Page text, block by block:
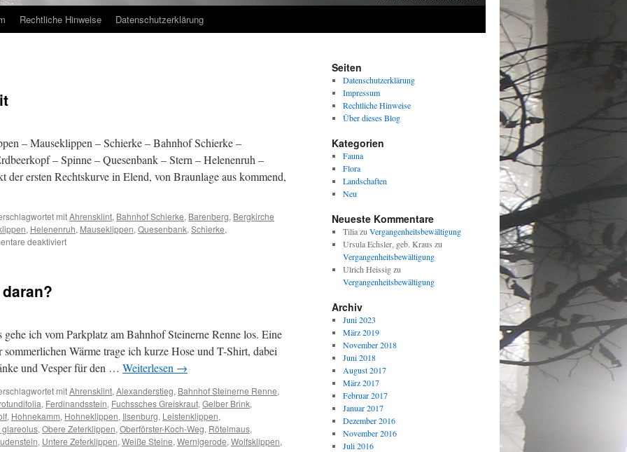
Rechtliche Hinweise Datenschutzerklärung
– Mauseklippen – Schierke – Bahnhof Schierke –
– Spinne – Quesenbank – Stern – Helenenruh –
der ersten Rechtskurve in Elend, von Braunlage aus kommend,
mitAhrensklint, Bahnhof Schierke, Barenberg, Bergkirche
, Helenenruh, Mauseklippen, Quesenbank, Schierke,
deaktiviertfür
ich vom Parkplatz am Bahnhof Steinerne Renne los. Eine
sommerlichen Wärme trage ich kurze Hose und T-Shirt, dabei
und Vesper für den … Weiterlesen →
mitAhrensklint, Alexanderstieg, Bahnhof Steinerne Renne,
, Ferdinandsstein, Fuchssches Greiskraut, Gelber Brink,
, Hohnekamm, Hohneklippen, Ilsenburg, Leistenklippen,
glareolus, Obere Zeterklippen, Oberförster-Koch-Weg, Rötelmaus,
, Untere Zeterklippen, Weiße Steine, Wernigerode, Wolfsklippen,
Seiten
Datenschutzerklärung
Impressum
Rechtliche Hinweise
Über dieses Blog
Kategorien
Fauna
Flora
Landschaften
Neu
Neueste Kommentare
Tiliazu Vergangenheitsbewältigung
Ursula Echsler, geb. Kraus zu
Vergangenheitsbewältigung
Ulrich Heissigzu
Vergangenheitsbewältigung
Archiv
Juni 2023
März 2019
November 2018
Juni 2018
August 2017
März 2017
Februar 2017
Januar 2017
Dezember 2016
November 2016
Juli 2016